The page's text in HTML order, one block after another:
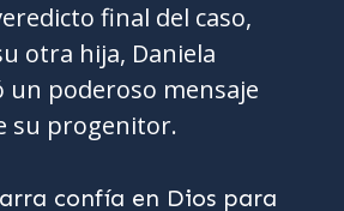
final del caso,
otra hija, Daniela
un poderoso mensaje
su progenitor.